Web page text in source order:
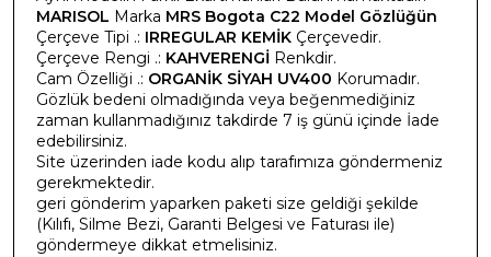
MARISOL Marka MRS Bogota C22 Model Gözlüğün
Çerçeve Tipi .: IRREGULAR KEMİK Çerçevedir.
Çerçeve Rengi .: KAHVERENGİ Renkdir.
Cam Özelliği .: ORGANİK SİYAH UV400 Korumadır.
Gözlük bedeni olmadığında veya beğenmediğiniz
zaman kullanmadığınız takdirde 7 iş günü içinde İade
edebilirsiniz.
Site üzerinden iade kodu alıp tarafımıza göndermeniz
gerekmektedir.
geri gönderim yaparken paketi size geldiği şekilde
(Kılıfı, Silme Bezi, Garanti Belgesi ve Faturası ile)
göndermeye dikkat etmelisiniz.